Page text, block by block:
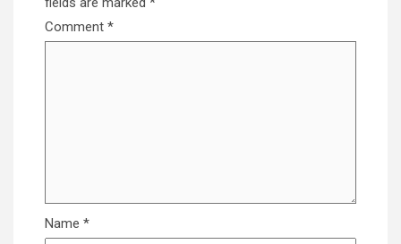
Comment *
Name *